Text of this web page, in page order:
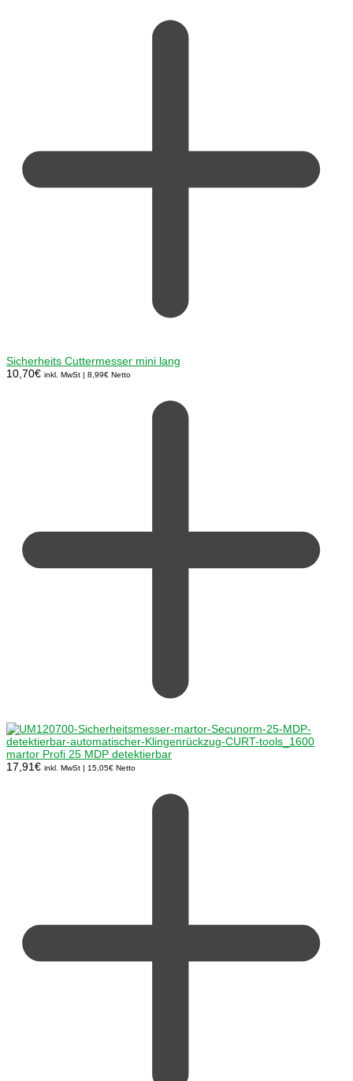
Sicherheits Cuttermesser mini lang
10,70€ inkl. MwSt | 8,99€ Netto
martor Profi 25 MDP detektierbar
17,91€ inkl. MwSt | 15,05€ Netto